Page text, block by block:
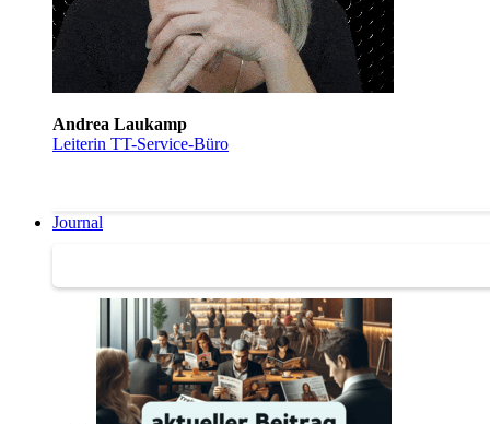
Andrea Laukamp
Leiterin TT-Service-Büro
Journal